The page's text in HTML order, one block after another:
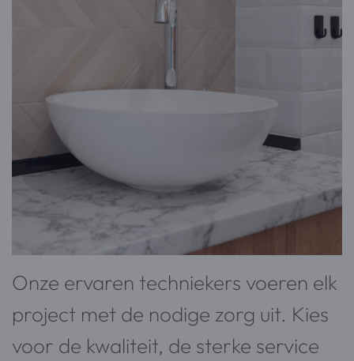
Onze ervaren techniekers voeren elk
project met de nodige zorg uit. Kies
voor de kwaliteit, de sterke service